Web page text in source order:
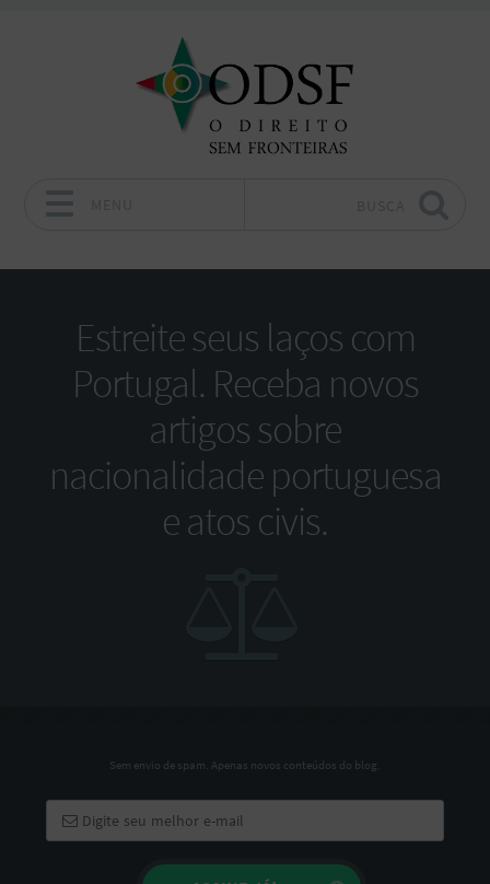
Estreite seus laços com
Portugal. Receba novos
artigos sobre
nacionalidade portuguesa
e atos civis.
Sem envio de spam. Apenas novos conteúdos do blog.